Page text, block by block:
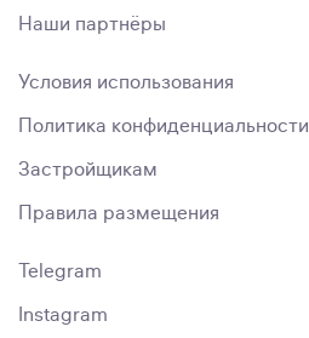
Наши партнёры
Условия использования
Политика конфиденциальности
Застройщикам
Правила размещения
Telegram
Instagram